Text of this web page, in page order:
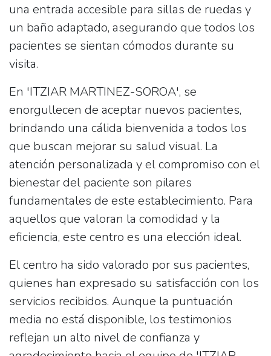
una entrada accesible para sillas de ruedas y
un baño adaptado, asegurando que todos los
pacientes se sientan cómodos durante su
visita.
En 'ITZIAR MARTINEZ-SOROA', se
enorgullecen de aceptar nuevos pacientes,
brindando una cálida bienvenida a todos los
que buscan mejorar su salud visual. La
atención personalizada y el compromiso con el
bienestar del paciente son pilares
fundamentales de este establecimiento. Para
aquellos que valoran la comodidad y la
eficiencia, este centro es una elección ideal.
El centro ha sido valorado por sus pacientes,
quienes han expresado su satisfacción con los
servicios recibidos. Aunque la puntuación
media no está disponible, los testimonios
reflejan un alto nivel de confianza y